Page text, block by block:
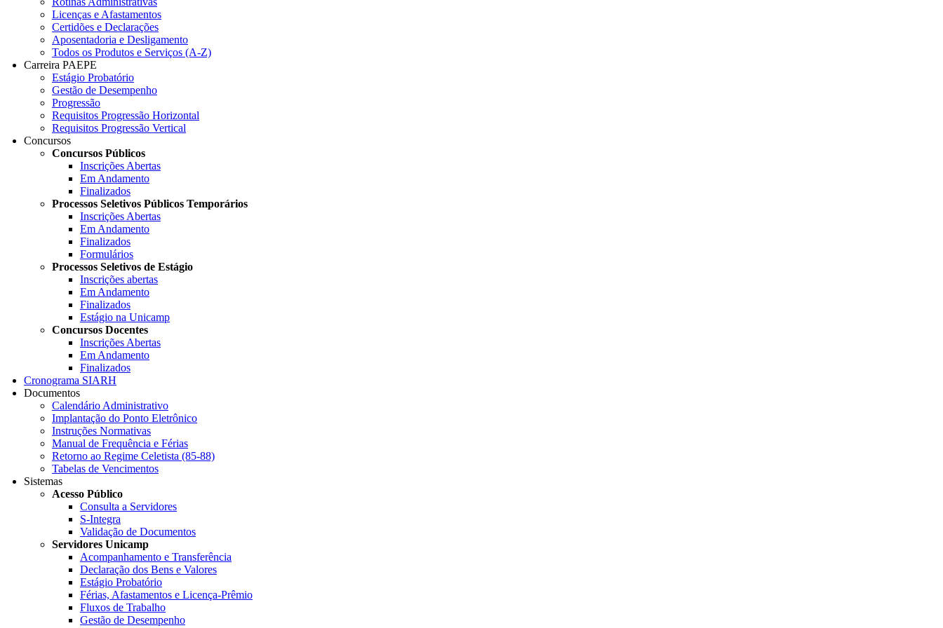
Licenças e Afastamentos
Certidões e Declarações
Aposentadoria e Desligamento
Todos os Produtos e Serviços (A-Z)
Carreira PAEPE
Estágio Probatório
Gestão de Desempenho
Progressão
Requisitos Progressão Horizontal
Requisitos Progressão Vertical
Concursos
Concursos Públicos
Inscrições Abertas
Em Andamento
Finalizados
Processos Seletivos Públicos Temporários
Inscrições Abertas
Em Andamento
Finalizados
Formulários
Processos Seletivos de Estágio
Inscrições abertas
Em Andamento
Finalizados
Estágio na Unicamp
Concursos Docentes
Inscrições Abertas
Em Andamento
Finalizados
Cronograma SIARH
Documentos
Calendário Administrativo
Implantação do Ponto Eletrônico
Instruções Normativas
Manual de Frequência e Férias
Retorno ao Regime Celetista (85-88)
Tabelas de Vencimentos
Sistemas
Acesso Público
Consulta a Servidores
S-Integra
Validação de Documentos
Servidores Unicamp
Acompanhamento e Transferência
Declaração dos Bens e Valores
Estágio Probatório
Férias, Afastamentos e Licença-Prêmio
Fluxos de Trabalho
Gestão de Desempenho